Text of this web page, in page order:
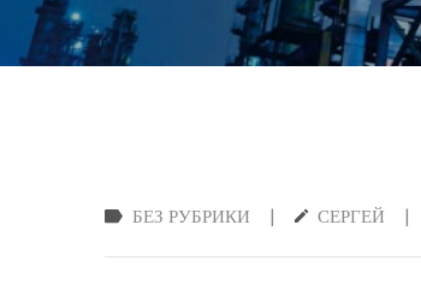
БЕЗ РУБРИКИ | СЕРГЕЙ |